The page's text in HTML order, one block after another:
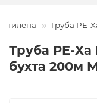
Труба PE-
Труба PE-Xa
бухта 200м